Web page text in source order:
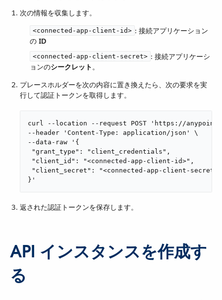
次の情報を収集します。
<connected-app-client-id> ​: 接続アプリケーション
の ​ ID
<connected-app-client-secret> ​: 接続アプリケーシ
ョンの​シークレット​。
プレースホルダーを次の内容に置き換えたら、次の要求を実
行して認証トークンを取得します。
curl --location --request POST 'https://
--header 'Content-Type: application/json' \
--data-raw '{
"grant_type": "client_credentials",
"client_id": "<connected-app-client-id>",
"client_secret": "<connected-app-client-secret>"
}'
返された認証トークンを保存します。
API インスタンスを作成す
る